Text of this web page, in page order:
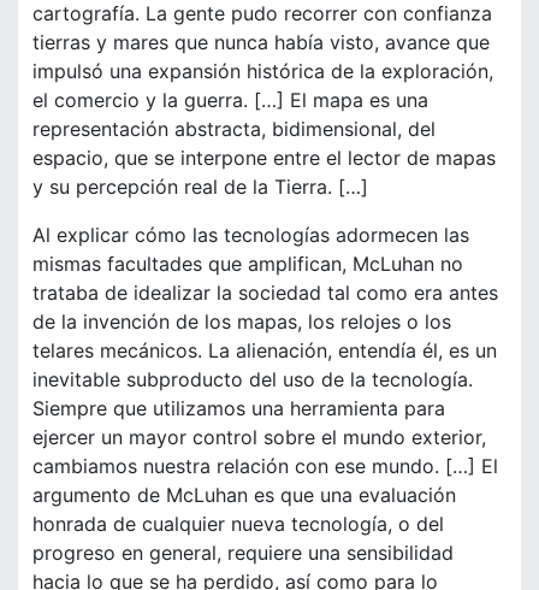
cartografía. La gente pudo recorrer con confianza
tierras y mares que nunca había visto, avance que
impulsó una expansión histórica de la exploración,
el comercio y la guerra. […] El mapa es una
representación abstracta, bidimensional, del
espacio, que se interpone entre el lector de mapas
y su percepción real de la Tierra. […]
Al explicar cómo las tecnologías adormecen las
mismas facultades que amplifican, McLuhan no
trataba de idealizar la sociedad tal como era antes
de la invención de los mapas, los relojes o los
telares mecánicos. La alienación, entendía él, es un
inevitable subproducto del uso de la tecnología.
Siempre que utilizamos una herramienta para
ejercer un mayor control sobre el mundo exterior,
cambiamos nuestra relación con ese mundo. […] El
argumento de McLuhan es que una evaluación
honrada de cualquier nueva tecnología, o del
progreso en general, requiere una sensibilidad
hacia lo que se ha perdido, así como para lo